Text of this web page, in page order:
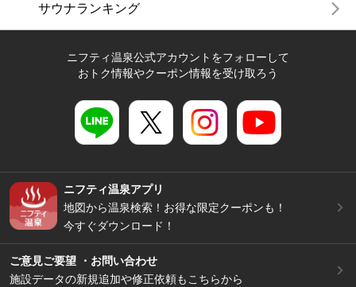
サウナランキング
ニフティ温泉公式アカウントをフォローして
おトク情報やクーポン情報を受け取ろう
ニフティ温泉アプリ
地図から温泉検索！お得な限定クーポンも！
今すぐダウンロード！
ご意見ご要望 ・お問い合わせ
施設データの新規追加や修正依頼もこちらから